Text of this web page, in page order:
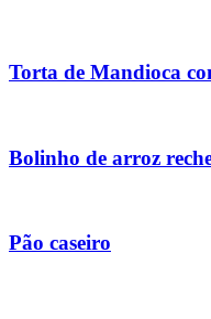
Torta de Mandioca
Bolinho de arroz
Pão caseiro